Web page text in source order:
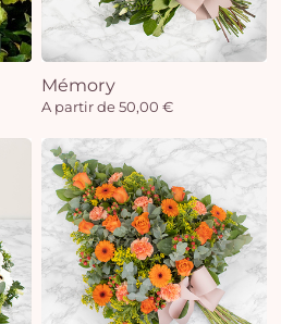
Mémory
A partir de 50,00 €